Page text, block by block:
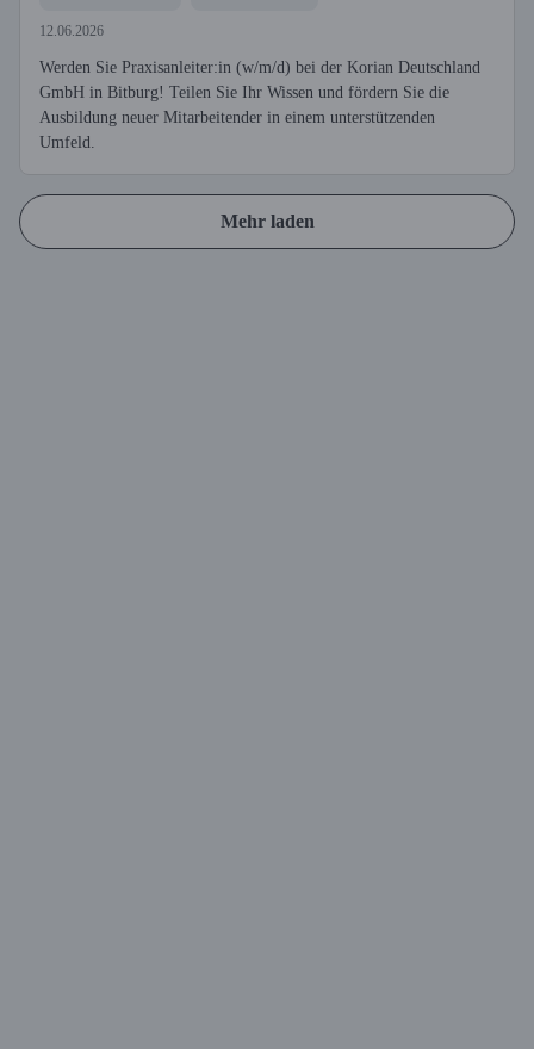
12.06.2026
Werden Sie Praxisanleiter:in (w/m/d) bei der Korian Deutschland
GmbH in Bitburg! Teilen Sie Ihr Wissen und fördern Sie die
Ausbildung neuer Mitarbeitender in einem unterstützenden
Umfeld.
Mehr laden